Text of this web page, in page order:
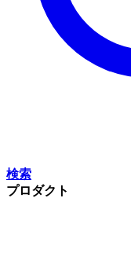
検索
プロダクト